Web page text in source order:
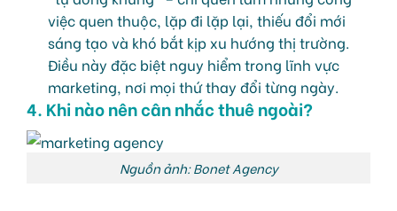
việc quen thuộc, lặp đi lặp lại, thiếu đổi mới
sáng tạo và khó bắt kịp xu hướng thị trường.
Điều này đặc biệt nguy hiểm trong lĩnh vực
marketing, nơi mọi thứ thay đổi từng ngày.
4. Khi nào nên cân nhắc thuê ngoài?
Nguồn ảnh: Bonet Agency